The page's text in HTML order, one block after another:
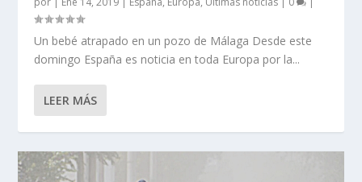
Un bebé atrapado en un pozo de Málaga Desde este
domingo España es noticia en toda Europa por la...
LEER MÁS